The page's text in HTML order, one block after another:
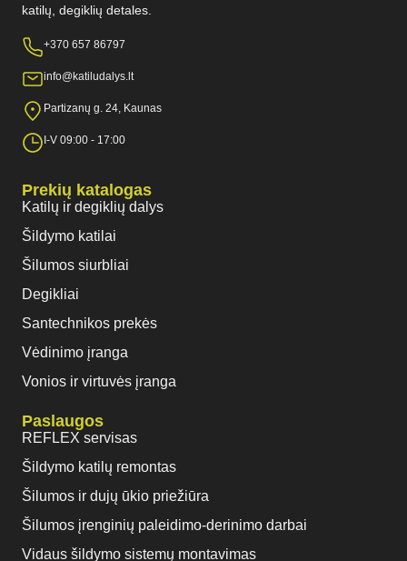
katilų, degiklių detales.
+370 657 86797
info@katiludalys.lt
Partizanų g. 24, Kaunas
I-V 09:00 - 17:00
Prekių katalogas
Katilų ir degiklių dalys
Šildymo katilai
Šilumos siurbliai
Degikliai
Santechnikos prekės
Vėdinimo įranga
Vonios ir virtuvės įranga
Paslaugos
REFLEX servisas
Šildymo katilų remontas
Šilumos ir dujų ūkio priežiūra
Šilumos įrenginių paleidimo-derinimo darbai
Vidaus šildymo sistemų montavimas